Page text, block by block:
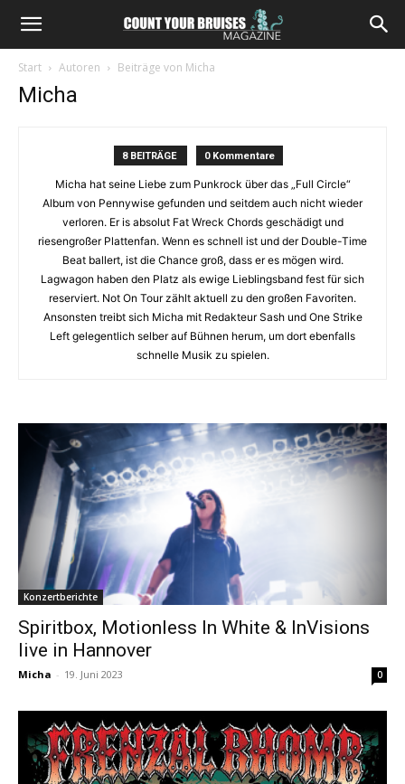
Start Autoren Beiträge von Micha
Micha
8 BEITRÄGE 0 Kommentare
Micha hat seine Liebe zum Punkrock über das „Full Circle“
Album von Pennywise gefunden und seitdem auch nicht wieder
verloren. Er is absolut Fat Wreck Chords geschädigt und
riesengroßer Plattenfan. Wenn es schnell ist und der Double-Time
Beat ballert, ist die Chance groß, dass er es mögen wird.
Lagwagon haben den Platz als ewige Lieblingsband fest für sich
reserviert. Not On Tour zählt aktuell zu den großen Favoriten.
Ansonsten treibt sich Micha mit Redakteur Sash und One Strike
Left gelegentlich selber auf Bühnen herum, um dort ebenfalls
schnelle Musik zu spielen.
Konzertberichte
Spiritbox, Motionless In White & InVisions
live in Hannover
Micha - 19. Juni 2023 0